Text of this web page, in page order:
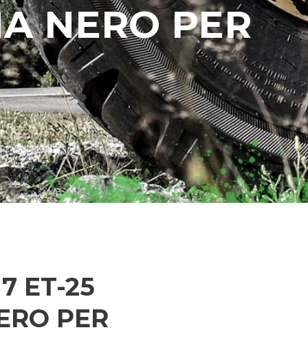
NERO PER
ET-25
PER